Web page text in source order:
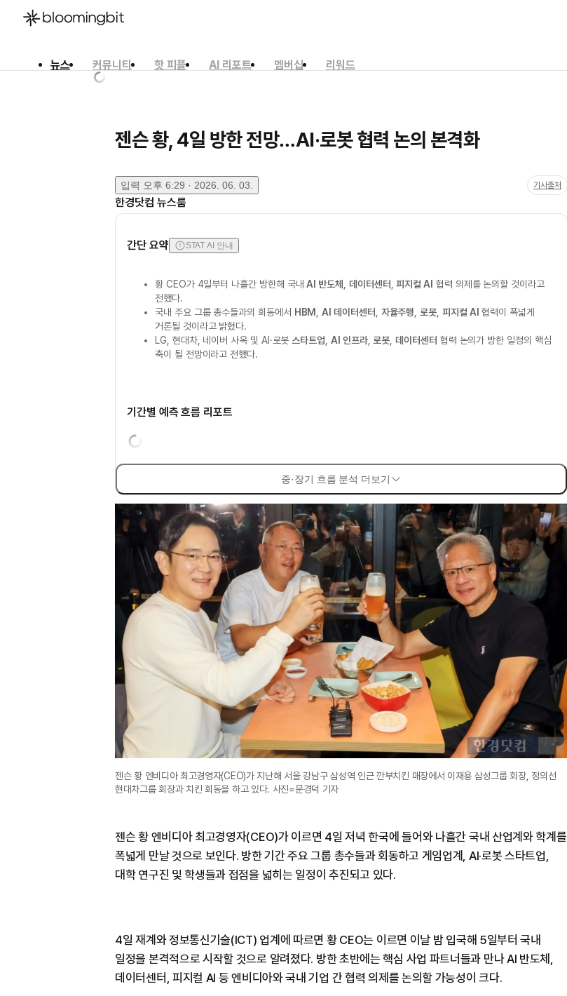
뉴스 커뮤니티 핫 피플 AI 리포트 멤버십
리워드
젠슨 황, 4일 방한 전망…AI·로봇 협력 논의 본격화
입력 오후 6:29 · 2026. 06. 03. 기사출처
한경닷컴 뉴스룸
간단 요약 STAT AI 안내
황 CEO가 4일부터 나흘간 방한해 국내AI 반도체 데이터센터 ,피지컬 AI 협력 의제를 논의할 것이라고
전했다.
국내 주요 그룹 총수들과의 회동에서 HBM ,AI 데이터센터 자율주행 로봇 피지컬 AI 협력이 폭넓게
거론될 것이라고 밝혔다.
LG, 현대차, 네이버 사옥 및 AI·로봇 스타트업 AI 인프라, 로봇 ,데이터센터 협력 논의가 방한 일정의 핵심
축이 될 전망이라고 전했다.
기간별 예측 흐름 리포트
중·장기 흐름 분석 더보기
젠슨 황 엔비디아 최고경영자(CEO)가 지난해 서울 강남구 삼성역 인근 깐부치킨 매장에서 이재용 삼성그룹 회장, 정의선
현대차그룹 회장과 치킨 회동을 하고 있다. 사진=문경덕 기자
젠슨 황 엔비디아 최고경영자(CEO)가 이르면 4일 저녁 한국에 들어와 나흘간 국내 산업계와 학계를
폭넓게 만날 것으로 보인다. 방한 기간 주요 그룹 총수들과 회동하고 게임업계, AI·로봇 스타트업,
대학 연구진 및 학생들과 접점을 넓히는 일정이 추진되고 있다.
4일 재계와 정보통신기술(ICT) 업계에 따르면 황 CEO는 이르면 이날 밤 입국해 5일부터 국내
일정을 본격적으로 시작할 것으로 알려졌다. 방한 초반에는 핵심 사업 파트너들과 만나 AI 반도체,
데이터센터, 피지컬 AI 등 엔비디아와 국내 기업 간 협력 의제를 논의할 가능성이 크다.